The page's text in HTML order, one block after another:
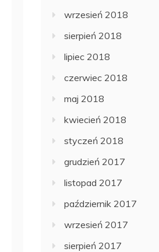
wrzesień 2018
sierpień 2018
lipiec 2018
czerwiec 2018
maj 2018
kwiecień 2018
styczeń 2018
grudzień 2017
listopad 2017
październik 2017
wrzesień 2017
sierpień 2017